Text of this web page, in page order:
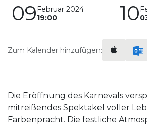
09 Februar 2024
19:00
10
Zum Kalender hinzufügen:
Die Eröffnung des Karnevals
mitreißendes Spektakel voller
Farbenpracht. Die festliche